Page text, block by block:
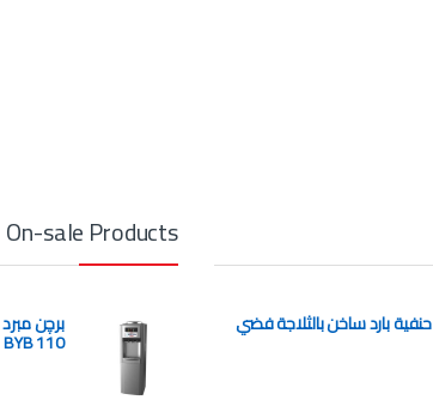
برچن مبرد مياه 3 حنفية بارد ساخن بالثلاجة فضي
On-sale Products
BYB 110